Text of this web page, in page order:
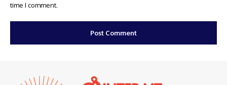
time I comment.